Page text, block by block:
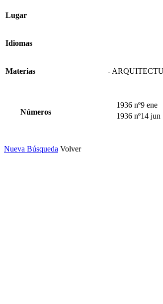
Lugar
Idiomas
Materias -
Números
1936 nº9 ene
1936 nº14 jun
Nueva Búsqueda Volver